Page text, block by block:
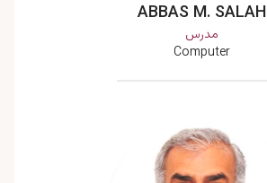
ABBAS M. SALAH
مدرس
Computer